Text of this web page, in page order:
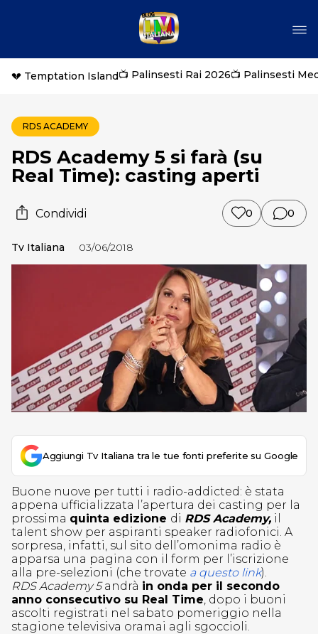
💔 Temptation Island📺 Palinsesti Rai 2026📺 Palinsesti
RDS ACADEMY
RDS Academy 5 si farà (su
Real Time): casting aperti
Condividi 0 0
Tv Italiana 03/06/2018
Aggiungi Tv Italiana tra le tue fonti preferite su Google
Buone nuove per tutti i radio-addicted: è stata
appena ufficializzata l’apertura dei casting per la
prossima quinta edizione di RDS Academy, il
talent show per aspiranti speaker radiofonici. A
sorpresa, infatti, sul sito dell’omonima radio è
apparsa una pagina con il form per l’iscrizione
alla pre-selezioni (che trovate a questo link).
RDS Academy 5andrà in onda per il secondo
anno consecutivo su Real Time, dopo i buoni
ascolti registrati nel sabato pomeriggio nella
stagione televisiva oramai agli sgoccioli.